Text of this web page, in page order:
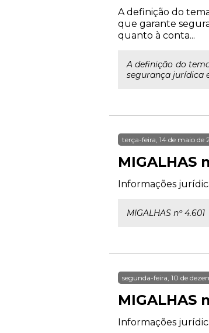
A definição do
que garante
quanto à conta...
A definição do
segurança jurídica
terça-feira, 14 de maio de
MIGALHAS
Informações
MIGALHAS nº 4.601
segunda-feira, 10 de
MIGALHAS
Informações